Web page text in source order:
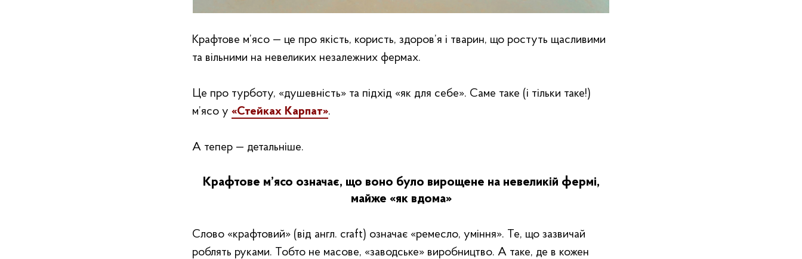
Крафтове м’ясо — це про якість, користь, здоров’я і тварин, що ростуть щасливими
та вільними на невеликих незалежних фермах.
Це про турботу, «‎душевність»‎ та підхід «‎як для себе»‎. Саме таке (і тільки таке!)
м’ясо у «‎Стейках Карпат»‎.
А тепер — детальніше.
Крафтове м’ясо означає, що воно було вирощене на невеликій фермі,
майже «‎як вдома»‎
Слово «‎крафтовий» (від англ. craft)‎ означає «‎ремесло, уміння»‎. Те, що зазвичай
роблять руками. Тобто не масове, «‎заводське»‎ виробництво. А таке, де в кожен